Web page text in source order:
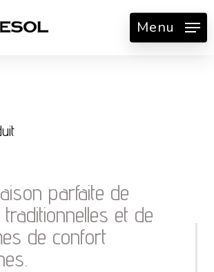
Menu
parfaite de
et de
de confort